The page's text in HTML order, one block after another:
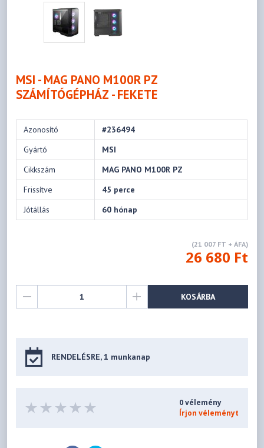
MSI - MAG PANO M100R PZ
SZÁMÍTÓGÉPHÁZ - FEKETE
Azonosító
#236494
Gyártó
MSI
Cikkszám
MAG PANO M100R PZ
Frissítve
45 perce
Jótállás
60 hónap
(21 007 FT + ÁFA)
26 680 Ft
KOSÁRBA
RENDELÉSRE, 1 munkanap
0 vélemény
Írjon véleményt